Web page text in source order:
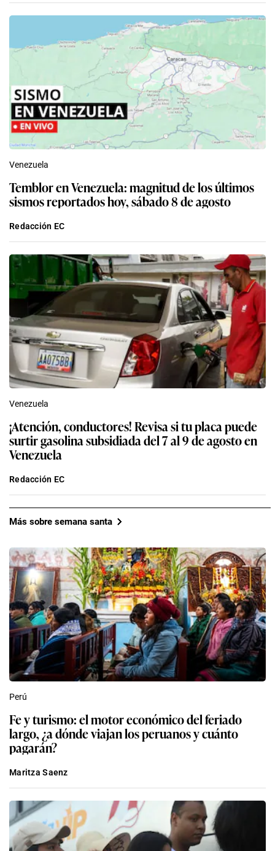
Venezuela
Temblor en Venezuela: magnitud de los últimos
sismos reportados hoy, sábado 8 de agosto
Redacción EC
Venezuela
¡Atención, conductores! Revisa si tu placa puede
surtir gasolina subsidiada del 7 al 9 de agosto en
Venezuela
Redacción EC
Más sobre semana santa
Perú
Fe y turismo: el motor económico del feriado
largo, ¿a dónde viajan los peruanos y cuánto
pagarán?
Maritza Saenz